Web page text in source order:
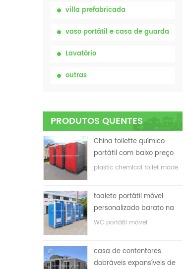
villa prefabricada
vaso portátil e casa de guarda
Lavatório
outras
PRODUTOS QUENTES
China toilette químico
portátil com baixo preço
plastic chemical toilet made
toalete portátil móvel
personalizado barato na
China para o local de
WC portátil móvel
casa de contentores
dobráveis ​​expansíveis de